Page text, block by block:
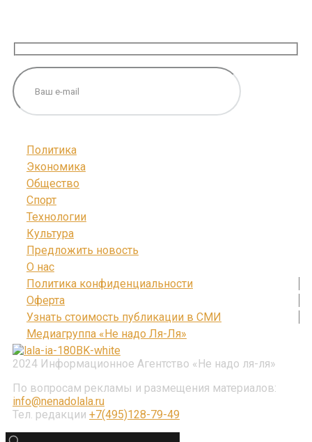
Политика
Экономика
Общество
Спорт
Технологии
Культура
Предложить новость
О нас
2024 Информационное Агентство «Не надо ля-ля»
По вопросам рекламы и размещения материалов:
info@nenadolala.ru
Тел. редакции +7(495)128-79-49
Политика конфиденциальности
Оферта
Узнать стоимость публикации в СМИ
Медиагруппа «Не надо Ля-Ля»